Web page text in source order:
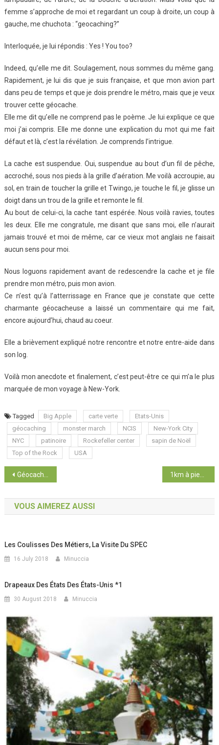
femme s’approche de moi et regardant un coup à droite, un coup à
gauche, me chuchota : “geocaching?”
Interloquée, je lui répondis : Yes ! You too?
Indeed, qu’elle me dit. Soulagement, nous sommes du même gang.
Rapidement, je lui dis que je suis française, et que mon avion part
dans peu de temps et que je dois prendre le métro, mais que je veux
trouver cette géocache.
Elle me dit qu’elle ne comprend pas le poème. Je lui explique ce que
moi j’ai compris. Elle me donne une explication du mot qui me fait
défaut et là, c’est la révélation. Je comprends l’intrigue.
La cache est suspendue. Oui, suspendue au bout d’un fil de pêche,
accroché, sous nos pieds à la grille d’aération. Me voilà accroupie, au
sol, en train de toucher la grille et Twingo, je touche le fil, je glisse un
doigt dans un trou de la grille et remonte le fil.
Au bout de celui-ci, la cache tant espérée. Nous voilà ravies, toutes
les deux. Elle me congratule, me disant que sans moi, elle n’aurait
jamais trouvé et moi de même, car ce vieux mot anglais ne faisait
aucun sens pour moi.
Nous loguons rapidement avant de redescendre la cache et je file
prendre mon métro, puis mon avion.
Ce n’est qu’à l’atterrissage en France que je constate que cette
charmante géocacheuse a laissé un commentaire qui me fait,
encore aujourd’hui, chaud au coeur.
Elle a brièvement expliqué notre rencontre et notre entre-aide dans
son log.
Voilà mon anecdote et finalement, c’est peut-être ce qui m’a le plus
marquée de mon voyage à New-York.
Tagged Big Apple carte verte
Etats-Unis
géocaching
monster march NCIS
New-York City
NYC
patinoire Rockefeller center
sapin de Noël
Top of the Rock
USA
Post navigation
Géocaching : la découverte
VOUS AIMEREZ AUSSI
Les Coulisses Des Métiers, La Visite Du SPEC
16 July 2018 Minuccia
Drapeaux Des États Des États-Unis *1
30 August 2018 Minuccia